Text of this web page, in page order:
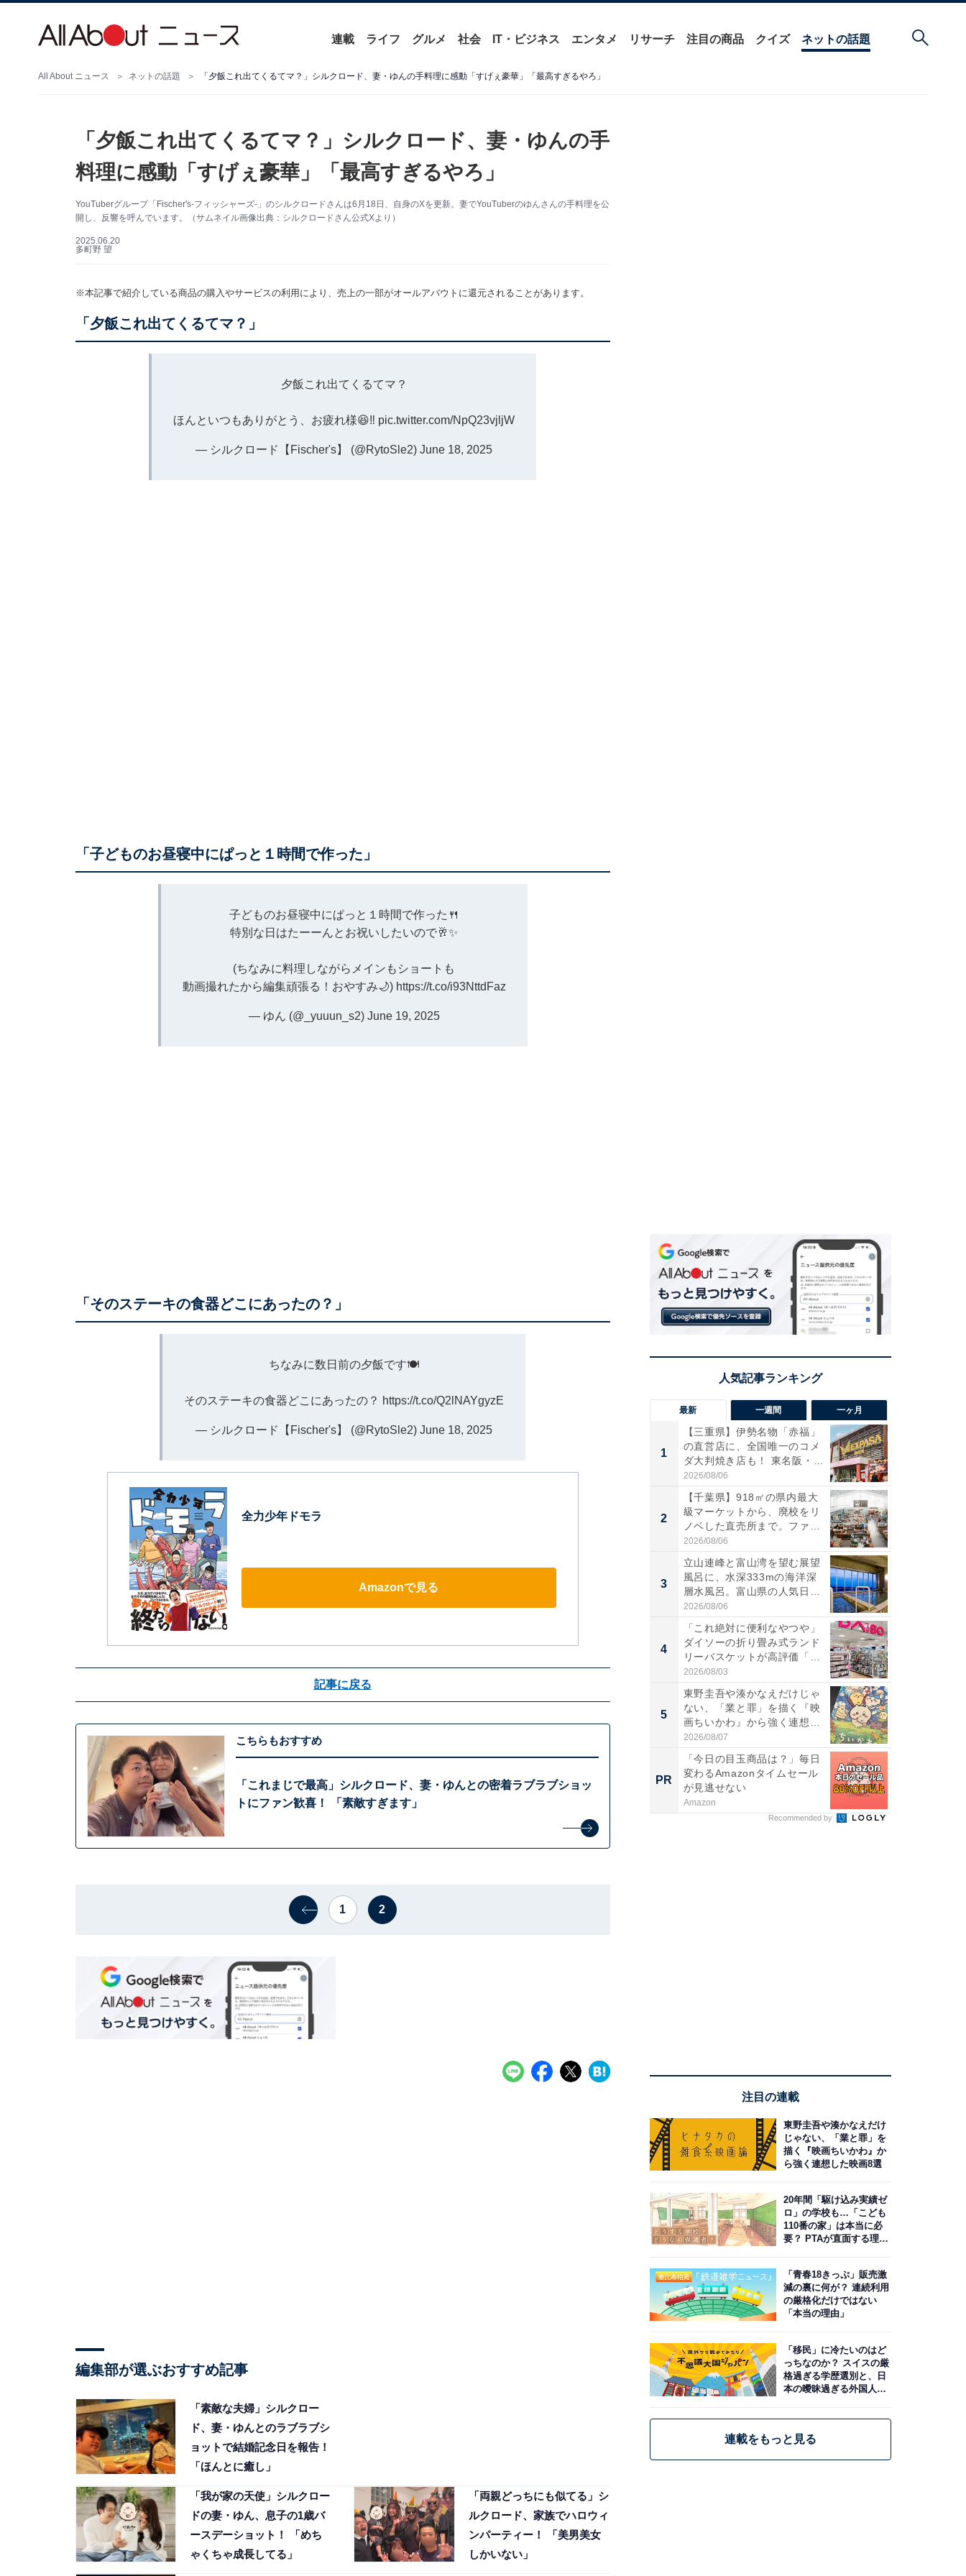
連載 ライフ グルメ 社会 IT・ビジネス エンタメ リサーチ 注目の商品 クイズ ネットの話題
All About ニュース ネットの話題 「夕飯これ出てくるてマ？」シルクロード、妻・ゆんの手料理に感動「すげぇ豪華」「最高すぎるやろ」
「夕飯これ出てくるてマ？」シルクロード、妻・ゆんの手
料理に感動「すげぇ豪華」「最高すぎるやろ」
YouTuberグループ「Fischer's-フィッシャーズ-」のシルクロードさんは6月18日、自身のXを更新。妻でYouTuberのゆんさんの手料理を公
開し、反響を呼んでいます。（サムネイル画像出典：シルクロードさん公式Xより）
2025.06.20
多町野 望
※本記事で紹介している商品の購入やサービスの利用により、売上の一部がオールアバウトに還元されることがあります。
「夕飯これ出てくるてマ？」
夕飯これ出てくるてマ？
ほんといつもありがとう、お疲れ様😆‼️ pic.twitter.com/NpQ23vjljW
— シルクロード【Fischer's】 (@RytoSle2) June 18, 2025
「子どものお昼寝中にぱっと１時間で作った」
子どものお昼寝中にぱっと１時間で作った🍴
特別な日はたーーんとお祝いしたいので🥂✨
(ちなみに料理しながらメインもショートも
動画撮れたから編集頑張る！おやすみ🌙) https://t.co/i93NttdFaz
— ゆん (@_yuuun_s2) June 19, 2025
「そのステーキの食器どこにあったの？」
ちなみに数日前の夕飯です🍽️
そのステーキの食器どこにあったの？ https://t.co/Q2lNAYgyzE
— シルクロード【Fischer's】 (@RytoSle2) June 18, 2025
全力少年ドモラ
Amazonで見る
記事に戻る
こちらもおすすめ
「これまじで最高」シルクロード、妻・ゆんとの密着ラブラブショッ
トにファン歓喜！ 「素敵すぎます」
1 2
編集部が選ぶおすすめ記事
「素敵な夫婦」シルクロー
ド、妻・ゆんとのラブラブシ
ョットで結婚記念日を報告！
「ほんとに癒し」
「我が家の天使」シルクロー
ドの妻・ゆん、息子の1歳バ
ースデーショット！ 「めち
ゃくちゃ成長してる」
「両親どっちにも似てる」シ
ルクロード、家族でハロウィ
ンパーティー！ 「美男美女
しかいない」
最新 一週間 一ヶ月
1
【三重県】伊勢名物「赤福」
の直営店に、全国唯一のコメ
ダ大判焼き店も！ 東名阪・
伊...
2026/08/06
2
【千葉県】918㎡の県内最大
級マーケットから、廃校をリ
ノベした直売所まで。ファ
ー...
2026/08/06
3
立山連峰と富山湾を望む展望
風呂に、水深333mの海洋深
層水風呂。富山県の人気日
帰...
2026/08/06
4
「これ絶対に便利なやつや」
ダイソーの折り畳み式ランド
リーバスケットが高評価「使
わ...
2026/08/03
5
東野圭吾や湊かなえだけじゃ
ない、「業と罪」を描く『映
画ちいかわ』から強く連想し
た...
2026/08/07
PR
「今日の目玉商品は？」毎日
変わるAmazonタイムセール
が見逃せない
Amazon
Recommended by
注目の連載
東野圭吾や湊かなえだけ
じゃない、「業と罪」を
描く『映画ちいかわ』か
ら強く連想した映画8選
20年間「駆け込み実績ゼ
ロ」の学校も…「こども
110番の家」は本当に必
要？ PTAが直面する理想
「青春18きっぷ」販売激
減の裏に何が？ 連続利用
の厳格化だけではない
「本当の理由」
「移民」に冷たいのはど
っちなのか？ スイスの厳
格過ぎる学歴選別と、日
本の曖昧過ぎる外国人政
連載をもっと見る